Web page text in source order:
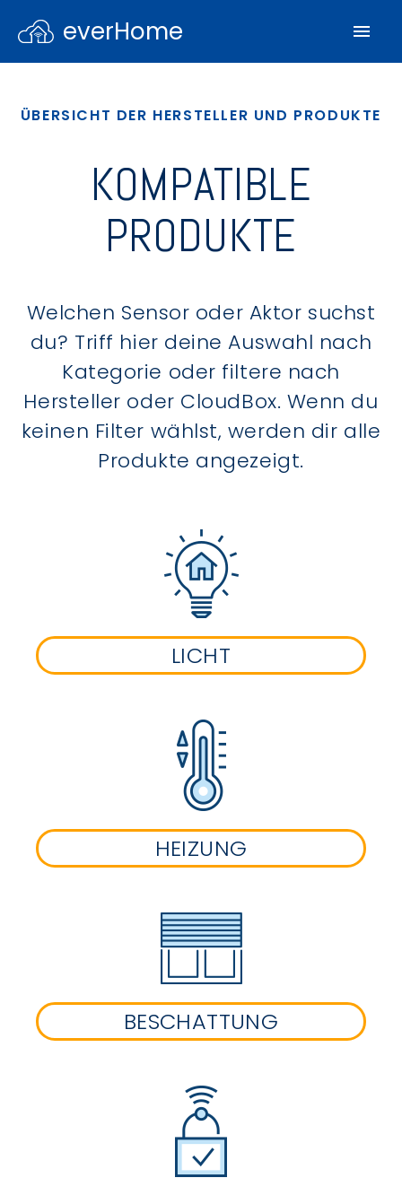
everHome
ÜBERSICHT DER HERSTELLER UND PRODUKTE
KOMPATIBLE
PRODUKTE
Welchen Sensor oder Aktor suchst
du? Triff hier deine Auswahl nach
Kategorie oder filtere nach
Hersteller oder CloudBox. Wenn du
keinen Filter wählst, werden dir alle
Produkte angezeigt.
LICHT
HEIZUNG
BESCHATTUNG